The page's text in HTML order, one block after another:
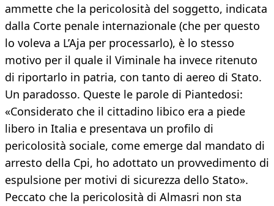
ammette che la pericolosità del soggetto, indicata
dalla Corte penale internazionale (che per questo
lo voleva a L’Aja per processarlo), è lo stesso
motivo per il quale il Viminale ha invece ritenuto
di riportarlo in patria, con tanto di aereo di Stato.
Un paradosso. Queste le parole di Piantedosi:
«Considerato che il cittadino libico era a piede
libero in Italia e presentava un profilo di
pericolosità sociale, come emerge dal mandato di
arresto della Cpi, ho adottato un provvedimento di
espulsione per motivi di sicurezza dello Stato».
Peccato che la pericolosità di Almasri non sta